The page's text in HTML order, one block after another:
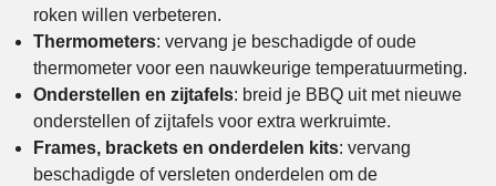
roken willen verbeteren.
Thermometers: vervang je beschadigde of oude
thermometer voor een nauwkeurige temperatuurmeting.
Onderstellen en zijtafels: breid je BBQ uit met nieuwe
onderstellen of zijtafels voor extra werkruimte.
Frames, brackets en onderdelen kits: vervang
beschadigde of versleten onderdelen om de